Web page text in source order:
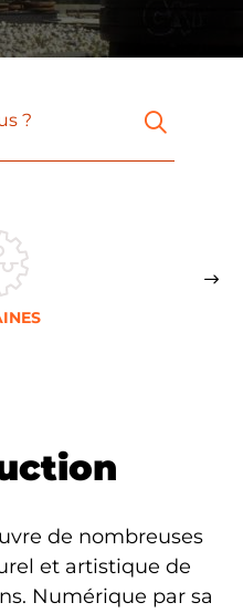
?
de nombreuses
et artistique de
Numérique par sa